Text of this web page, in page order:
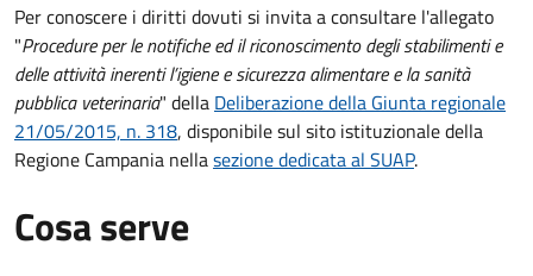
Per conoscere i diritti dovuti si invita a consultare l'allegato
"Procedure per le notifiche ed il riconoscimento degli stabilimenti e
delle attività inerenti l’igiene e sicurezza alimentare e la sanità
pubblica veterinaria" della Deliberazione della Giunta regionale
21/05/2015, n. 318, disponibile sul sito istituzionale della
Regione Campania nellasezione dedicata al SUAP.
Cosa serve